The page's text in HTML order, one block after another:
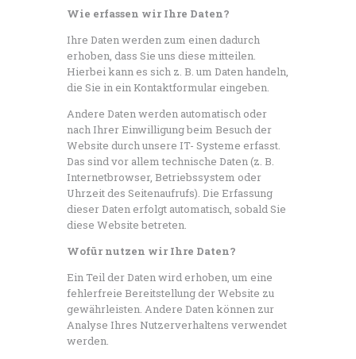
Wie erfassen wir Ihre Daten?
Ihre Daten werden zum einen dadurch
erhoben, dass Sie uns diese mitteilen.
Hierbei kann es sich z. B. um Daten handeln,
die Sie in ein Kontaktformular eingeben.
Andere Daten werden automatisch oder
nach Ihrer Einwilligung beim Besuch der
Website durch unsere IT- Systeme erfasst.
Das sind vor allem technische Daten (z. B.
Internetbrowser, Betriebssystem oder
Uhrzeit des Seitenaufrufs). Die Erfassung
dieser Daten erfolgt automatisch, sobald Sie
diese Website betreten.
Wofür nutzen wir Ihre Daten?
Ein Teil der Daten wird erhoben, um eine
fehlerfreie Bereitstellung der Website zu
gewährleisten. Andere Daten können zur
Analyse Ihres Nutzerverhaltens verwendet
werden.